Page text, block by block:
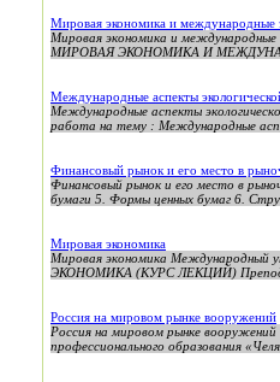
Мировая экономика и международные
Мировая экономика и
МИРОВАЯ ЭКОНОМИКА И
Международные аспекты
Международные аспекты
работа на тему : Международные
Финансовый рынок и его место в
Финансовый рынок и его место в
бумаги 5. Формы ценных бумаг 6.
Мировая экономика
Мировая экономика Международный
ЭКОНОМИКА (КУРС ЛЕКЦИЙ)
Россия на мировом рынке вооружений
Россия на мировом рынке вооружений
профессионального образования